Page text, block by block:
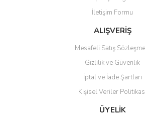
İletişim Formu
ALIŞVERİŞ
Mesafeli Satış
Gizlilik ve Güvenlik
İptal ve İade Şartları
Kişisel Veriler
ÜYELİK